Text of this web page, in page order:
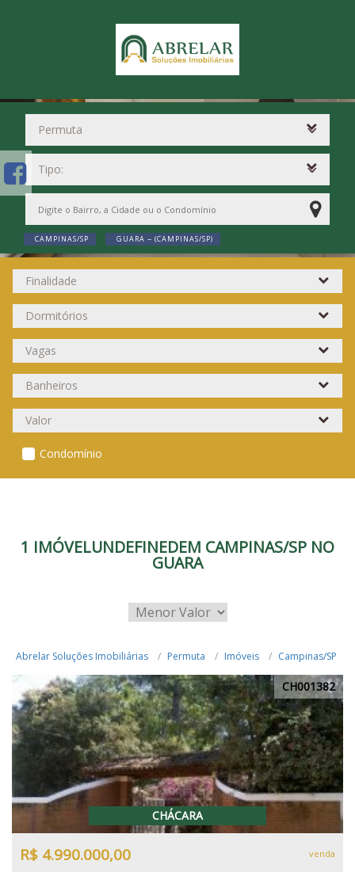
CAMPINAS/SP GUARA ~ (CAMPINAS/SP)
Condomínio
1 IMÓVELUNDEFINEDEM CAMPINAS/SP NO
GUARA
Abrelar Soluções Imobiliárias Permuta Imóveis Campinas/SP
CH001382
CHÁCARA
R$ 4.990.000,00 venda